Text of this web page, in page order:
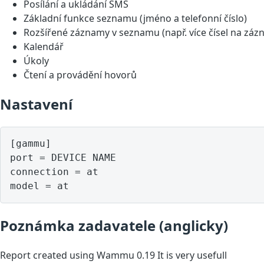
Posílání a ukládání SMS
Základní funkce seznamu (jméno a telefonní číslo)
Rozšířené záznamy v seznamu (např. více čísel na
Kalendář
Úkoly
Čtení a provádění hovorů
Nastavení
[gammu]
port = DEVICE NAME
connection = at
model = at
Poznámka zadavatele (anglicky)
Report created using Wammu 0.19 It is very usefull